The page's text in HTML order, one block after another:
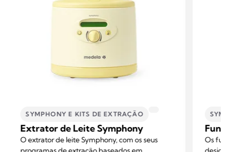
SYMPHONY E KITS DE EXTRAÇÃO
Extrator de Leite Symphony
O extrator de leite Symphony, com os seus
Funil
Os